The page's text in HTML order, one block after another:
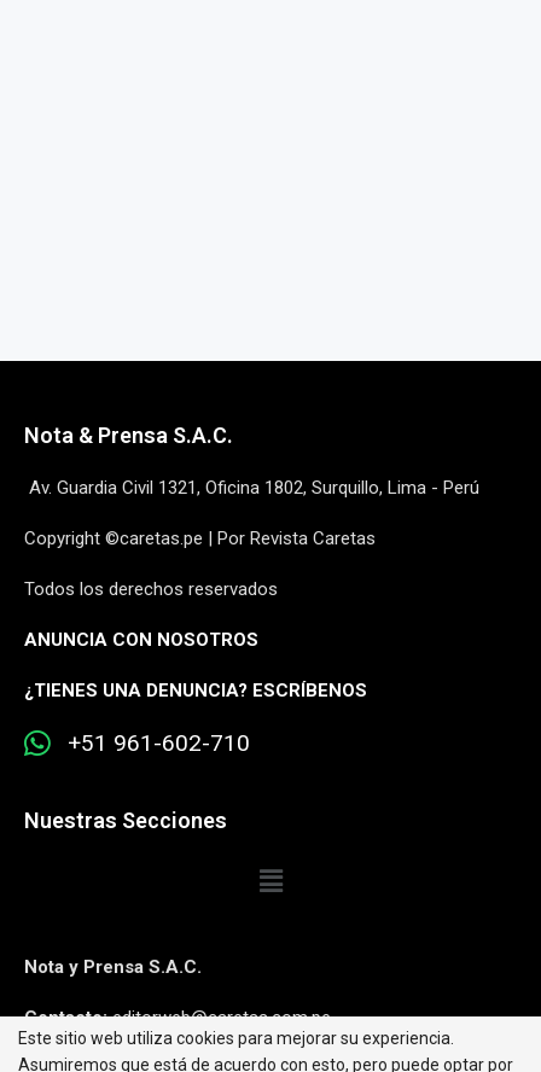
Nota & Prensa S.A.C.
Av. Guardia Civil 1321, Oficina 1802, Surquillo, Lima - Perú
Copyright ©caretas.pe | Por Revista Caretas
Todos los derechos reservados
ANUNCIA CON NOSOTROS
¿TIENES UNA DENUNCIA? ESCRÍBENOS
+51 961-602-710
Nuestras Secciones
Nota y Prensa S.A.C.
Contacto:editorweb@caretas.com.pe
Este sitio web utiliza cookies para mejorar su experiencia.
Asumiremos que está de acuerdo con esto, pero puede optar por